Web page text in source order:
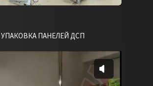
УПАКОВКА ПАНЕЛЕЙ ДСП